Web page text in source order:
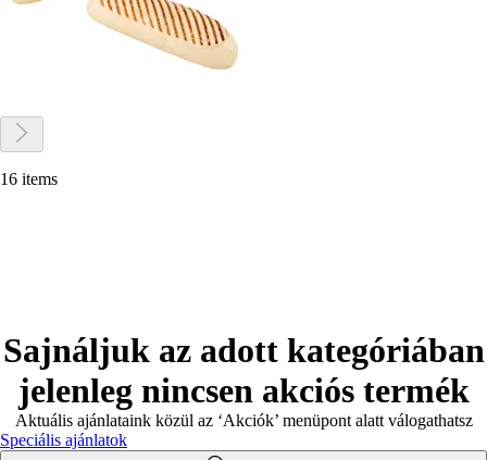
16 items
Sajnáljuk az adott kategóriában
jelenleg nincsen akciós termék
Aktuális ajánlataink közül az ‘Akciók’ menüpont alatt válogathatsz
Speciális ajánlatok